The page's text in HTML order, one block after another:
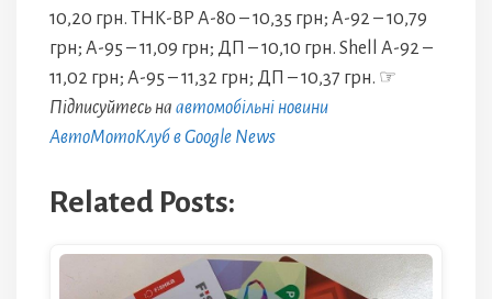
10,20 грн. ТНК-ВР А-80 – 10,35 грн; А-92 – 10,79
грн; А-95 – 11,09 грн; ДП – 10,10 грн. Shell А-92 –
11,02 грн; А-95 – 11,32 грн; ДП – 10,37 грн. ☞
Підписуйтесь на автомобільні новини
АвтоМотоКлуб в Google News
Related Posts: